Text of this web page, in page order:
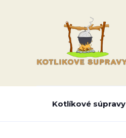
Kotlíkové súpravy